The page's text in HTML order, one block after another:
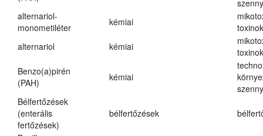
alternariol-
monometiléter
kémiai
toxinok
alternariol
kémiai
toxinok
Benzo(a)pirén
(PAH)
kémiai
Bélfertőzések
(enterális
fertőzések)
bélfertőzések